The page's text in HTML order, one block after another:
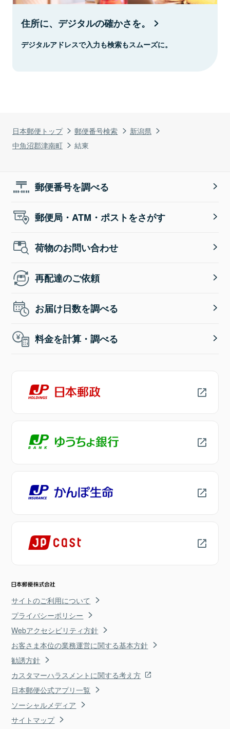
日本郵便トップ 郵便番号検索
新潟県
中魚沼郡津南町
結東
住所に、デジタルの確かさを。
デジタルアドレスで入力も検索もスムーズに。
郵便番号を調べる
郵便局・ATM・ポストをさがす
荷物のお問い合わせ
再配達のご依頼
お届け日数を調べる
料金を計算・調べる
サイトのご利用について
プライバシーポリシー
Webアクセシビリティ方針
お客さま本位の業務運営に関する基本方針
勧誘方針
カスタマーハラスメントに関する考え方
日本郵便公式アプリ一覧
ソーシャルメディア
サイトマップ